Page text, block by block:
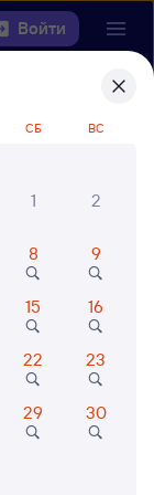
Войти
СБ ВС
1
2
8 9
15 16
22 23
29 30